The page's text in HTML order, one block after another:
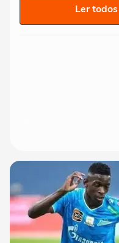
Ler